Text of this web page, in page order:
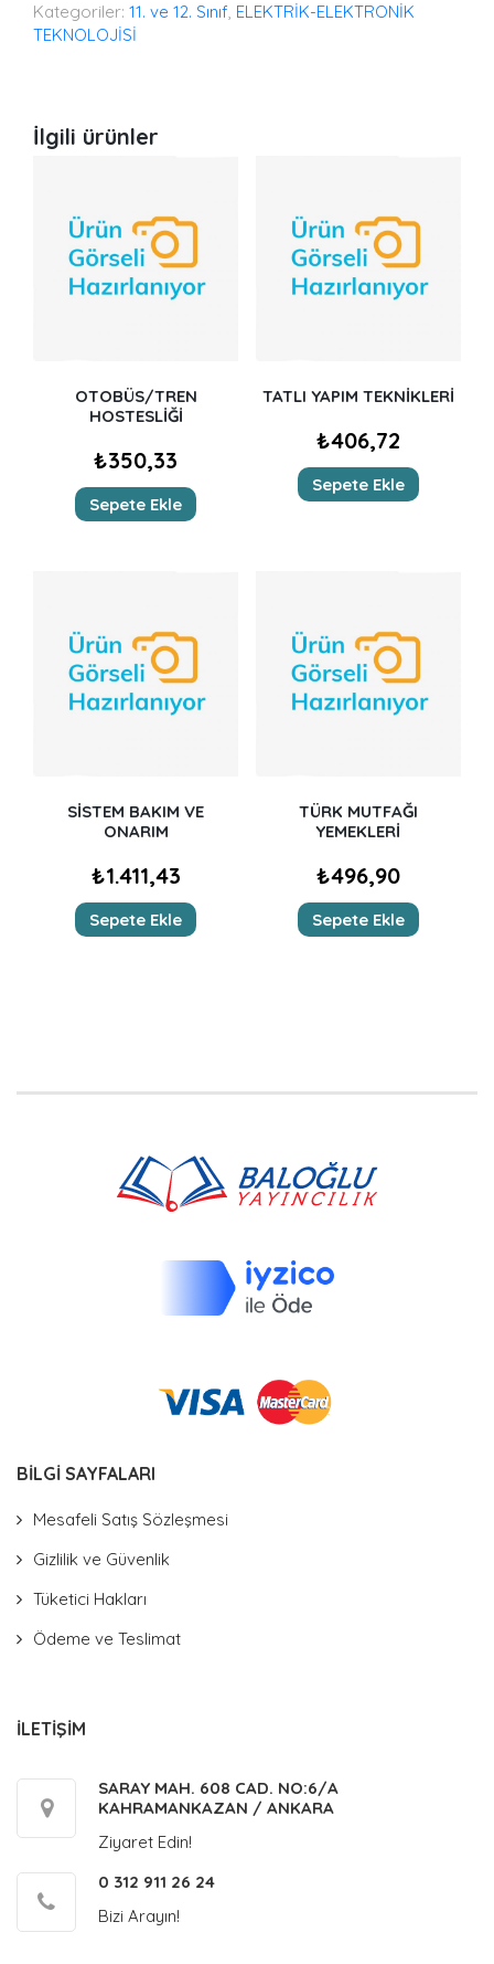
Kategoriler: 11. ve 12. Sınıf, ELEKTRİK-ELEKTRONİK
TEKNOLOJİSİ
İlgili ürünler
OTOBÜS/TREN
HOSTESLİĞİ
₺350,33
Sepete Ekle
TATLI YAPIM TEKNİKLERİ
₺406,72
Sepete Ekle
SİSTEM BAKIM VE
ONARIM
₺1.411,43
Sepete Ekle
TÜRK MUTFAĞI
YEMEKLERİ
₺496,90
Sepete Ekle
BİLGİ SAYFALARI
Mesafeli Satış Sözleşmesi
Gizlilik ve Güvenlik
Tüketici Hakları
Ödeme ve Teslimat
İLETİŞİM
SARAY MAH. 608 CAD. NO:6/A
KAHRAMANKAZAN / ANKARA
Ziyaret Edin!
0 312 911 26 24
Bizi Arayın!